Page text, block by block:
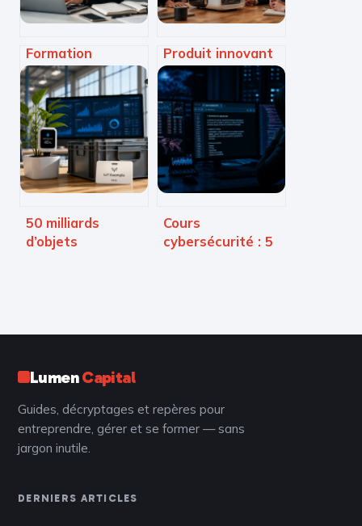
Formation
Développeur Web
Ora Vendis :
certification
RNCP, flexibilité
totale et
mentorat hybride
Produit innovant
ou simple gadget :
4 critères pour
distinguer la vraie
valeur
50 milliards
d’objets
santé et la ville
Cours
cybersécurité : 5
LumenCapital
Guides, décryptages et repères pour
entreprendre, gérer et se former — sans
jargon inutile.
DERNIERS ARTICLES